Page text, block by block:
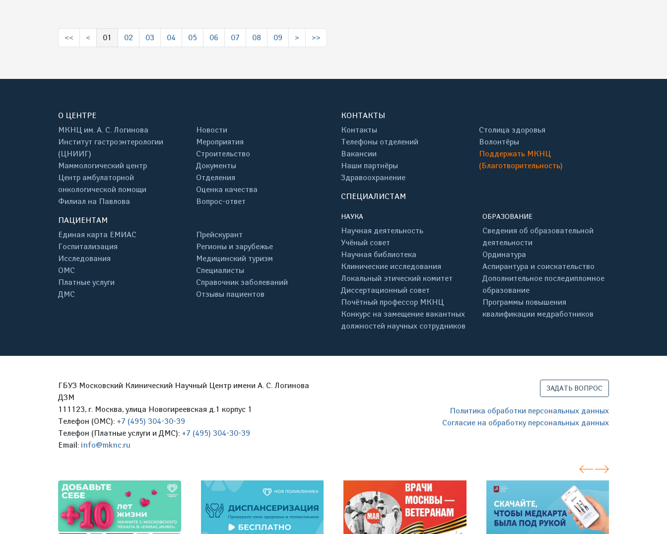
<< <
01
02 03 04 05 06 07 08 09 > >>
О ЦЕНТРЕ
МКНЦ им. А. С. Логинова
Институт гастроэнтерологии
(ЦНИИГ)
Маммологический центр
Центр амбулаторной
онкологической помощи
Филиал на Павлова
Новости
Мероприятия
Строительство
Документы
Отделения
Оценка качества
Вопрос-ответ
ПАЦИЕНТАМ
Единая карта ЕМИАС
Госпитализация
Исследования
ОМС
Платные услуги
ДМС
Прейскурант
Регионы и зарубежье
Медицинский туризм
Специалисты
Справочник заболеваний
Отзывы пациентов
КОНТАКТЫ
Контакты
Телефоны отделений
Вакансии
Наши партнёры
Здравоохранение
Столица здоровья
Волонтёры
Поддержать МКНЦ
(Благотворительность)
СПЕЦИАЛИСТАМ
НАУКА
Научная деятельность
Учёный совет
Научная библиотека
Клинические исследования
Локальный этический комитет
Диссертационный совет
Почётный профессор МКНЦ
Конкурс на замещение вакантных
должностей научных сотрудников
ОБРАЗОВАНИЕ
Сведения об образовательной
деятельности
Ординатура
Аспирантура и соискательство
Дополнительное последипломное
образование
Программы повышения
квалификации медработников
ГБУЗ Московский Клинический Научный Центр имени А. С. Логинова
ДЗМ
111123, г. Москва, улица Новогиреевская д.1 корпус 1
Телефон (ОМС): +7 (495) 304-30-39
Телефон (Платные услуги и ДМС): +7 (495) 304-30-39
Email: info@mknc.ru
ЗАДАТЬ ВОПРОС
Политика обработки персональных данных
Согласие на обработку персональных данных